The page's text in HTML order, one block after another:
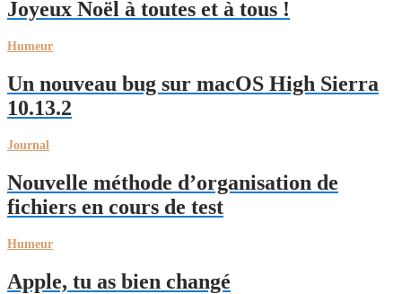
Joyeux Noël à toutes et à tous !
Humeur
Un nouveau bug sur macOS High Sierra
10.13.2
Journal
Nouvelle méthode d’organisation de
fichiers en cours de test
Humeur
Apple, tu as bien changé